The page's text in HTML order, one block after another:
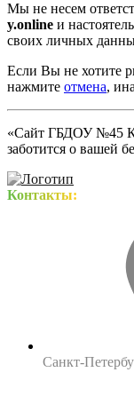
Мы не несем
y.online и
своих личных
Если Вы не хотите
нажмите отмена,
«Сайт ГБДОУ №45
заботится о вашей
Контакты:
Санкт-